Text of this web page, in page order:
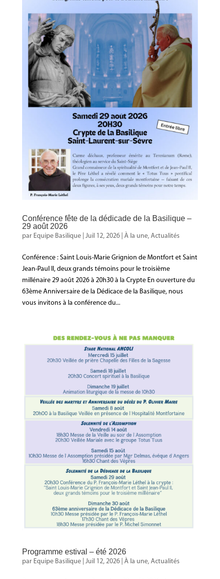
Conférence fête de la dédicade de la Basilique –
29 août 2026
par Equipe Basilique| Juil 12, 2026| À la une, Actualités
Conférence : Saint Louis-Marie Grignion de Montfort et Saint
Jean-Paul II, deux grands témoins pour le troisième
millénaire 29 août 2026 à 20h30 à la Crypte En ouverture du
63ème Anniversaire de la Dédicace de la Basilique, nous
vous invitons à la conférence du...
Programme estival – été 2026
par Equipe Basilique| Juil 12, 2026| À la une, Actualités